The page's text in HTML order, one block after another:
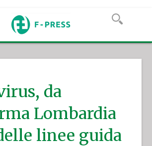
da
Lombardia
linee guida